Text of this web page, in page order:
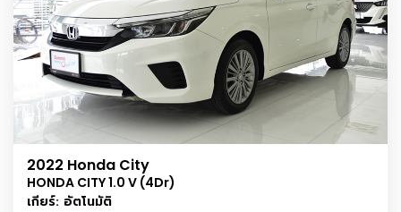
2022 Honda City
HONDA CITY 1.0 V (4Dr)
เกียร์: อัตโนมัติ